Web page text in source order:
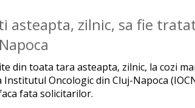
asteapta, zilnic, sa fie
din toata tara asteapta, zilnic, la cozi
Oncologic din Cluj-Napoca
fata solicitarilor.